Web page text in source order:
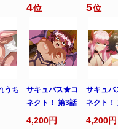
うち
4位
サキュバス★コ
ネクト！ 第3話
4,200円
5位
サキュ
ネクト！
4,200円